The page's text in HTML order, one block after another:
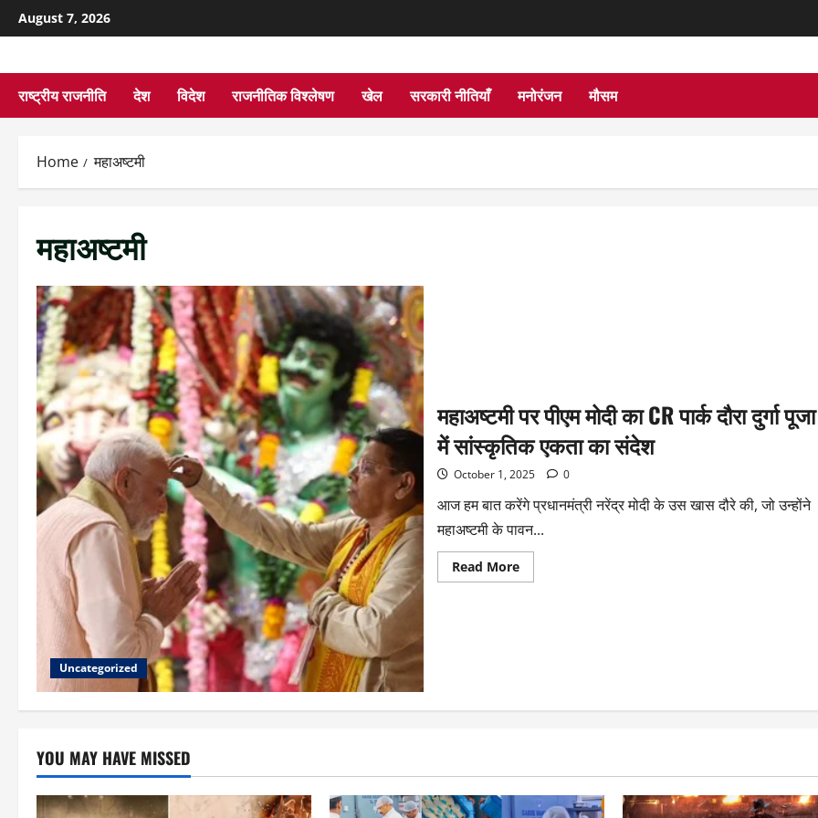
August 7, 2026
राष्ट्रीय राजनीति देश विदेश राजनीतिक विश्लेषण खेल सरकारी नीतियाँ मनोरंजन मौसम
Home महाअष्टमी
महाअष्टमी
Uncategorized
महाअष्टमी पर पीएम मोदी का CR पार्क दौरा दुर्गा पूजा
में सांस्कृतिक एकता का संदेश
October 1, 2025 0
आज हम बात करेंगे प्रधानमंत्री नरेंद्र मोदी के उस खास दौरे की, जो उन्होंने
महाअष्टमी के पावन...
Read More
YOU MAY HAVE MISSED